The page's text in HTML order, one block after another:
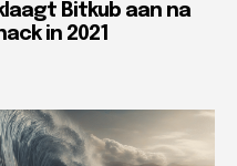
Bitkub aan na
in 2021